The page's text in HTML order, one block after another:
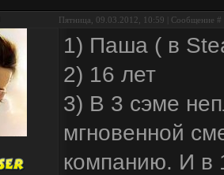
Пятница, 09.03.2012, 10:59 | Сообщение #
1) Паша ( в
2) 16 лет
3) В 3 сэме
мгновенной
компанию. И в